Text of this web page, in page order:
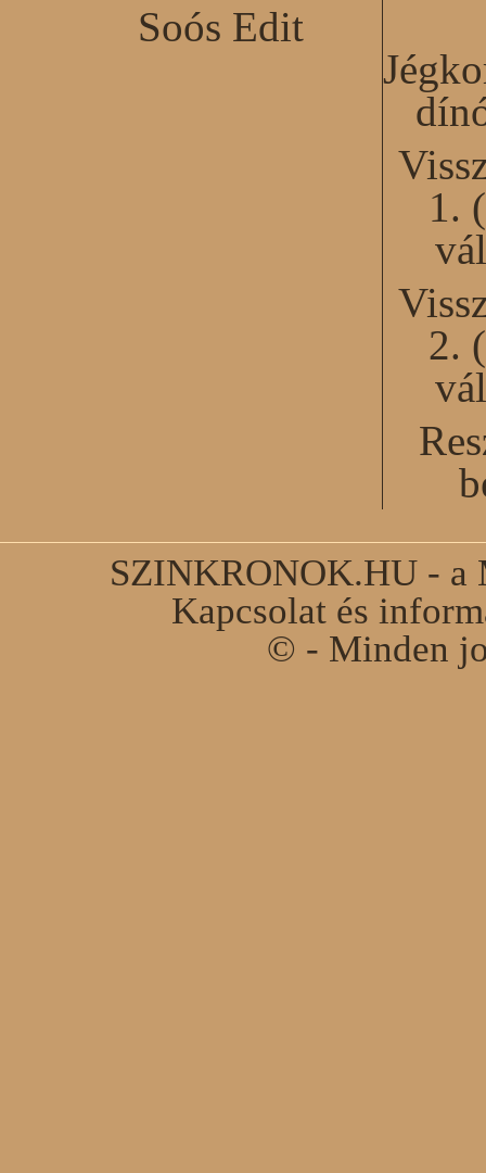
Soós Edit
1.
2.
SZINKRONOK.HU - a
Kapcsolat és
© - Minden